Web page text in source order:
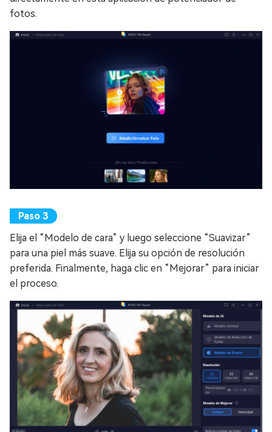
fotos.
Elija el “Modelo de cara” y luego seleccione “Suavizar”
para una piel más suave. Elija su opción de resolución
preferida. Finalmente, haga clic en “Mejorar” para iniciar
el proceso.